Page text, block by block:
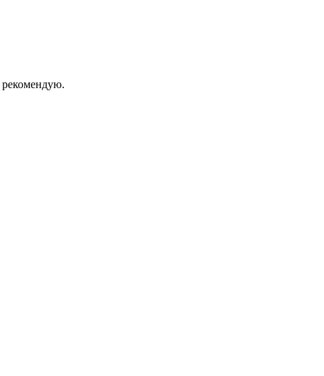
рекомендую.